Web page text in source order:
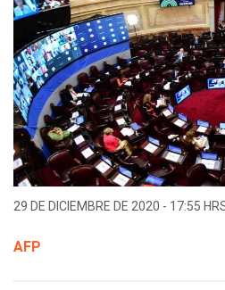
29 DE DICIEMBRE DE 2020 - 17:55
AFP